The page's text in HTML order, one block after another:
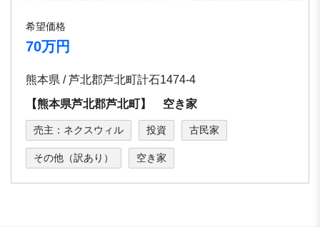
希望価格
70万円
熊本県 / 芦北郡芦北町計石1474-4
【熊本県芦北郡芦北町】 空き家
売主：ネクスウィル 投資 古民家
その他（訳あり） 空き家